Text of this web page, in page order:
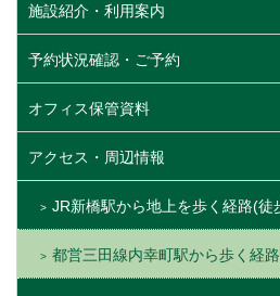
施設紹介・利用案内
予約状況確認・ご予約
オフィス保管資料
アクセス・周辺情報
JR新橋駅から地上を歩く経路(徒
都営三田線内幸町駅から歩く経